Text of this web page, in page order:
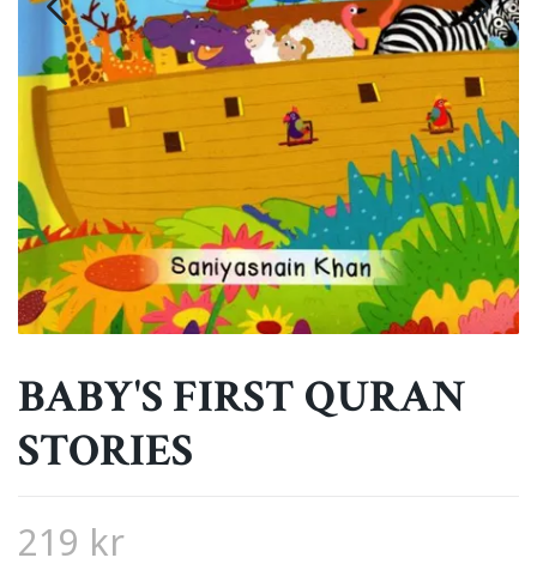
BABY'S FIRST QURAN
STORIES
219 kr